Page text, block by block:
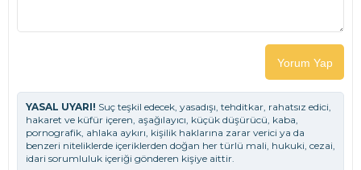
Yorum Yap
YASAL UYARI! Suç teşkil edecek, yasadışı, tehditkar, rahatsız edici,
hakaret ve küfür içeren, aşağılayıcı, küçük düşürücü, kaba,
pornografik, ahlaka aykırı, kişilik haklarına zarar verici ya da
benzeri niteliklerde içeriklerden doğan her türlü mali, hukuki, cezai,
idari sorumluluk içeriği gönderen kişiye aittir.